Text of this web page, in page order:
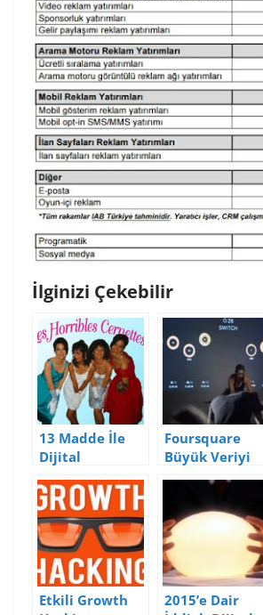
İlginizi Çekebilir
13 Madde İle
Dijital
Dünyanın
“İlk”leri
Foursquare
Büyük Veriyi
Nasıl
r?
Etkili Growth
2015’e Dair